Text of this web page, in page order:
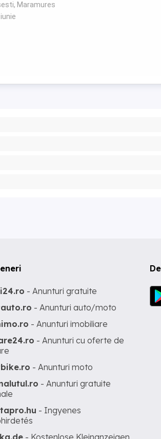
Maramures
- Anunturi gratuite
- Anunturi auto/moto
- Anunturi imobiliare
- Anunturi cu oferte de
- Anunturi moto
- Anunturi gratuite
- Ingyenes
- Kostenlose Kleinanzeigen